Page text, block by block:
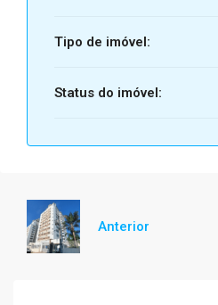
Tipo de imóvel:
Status do imóvel:
Anterior